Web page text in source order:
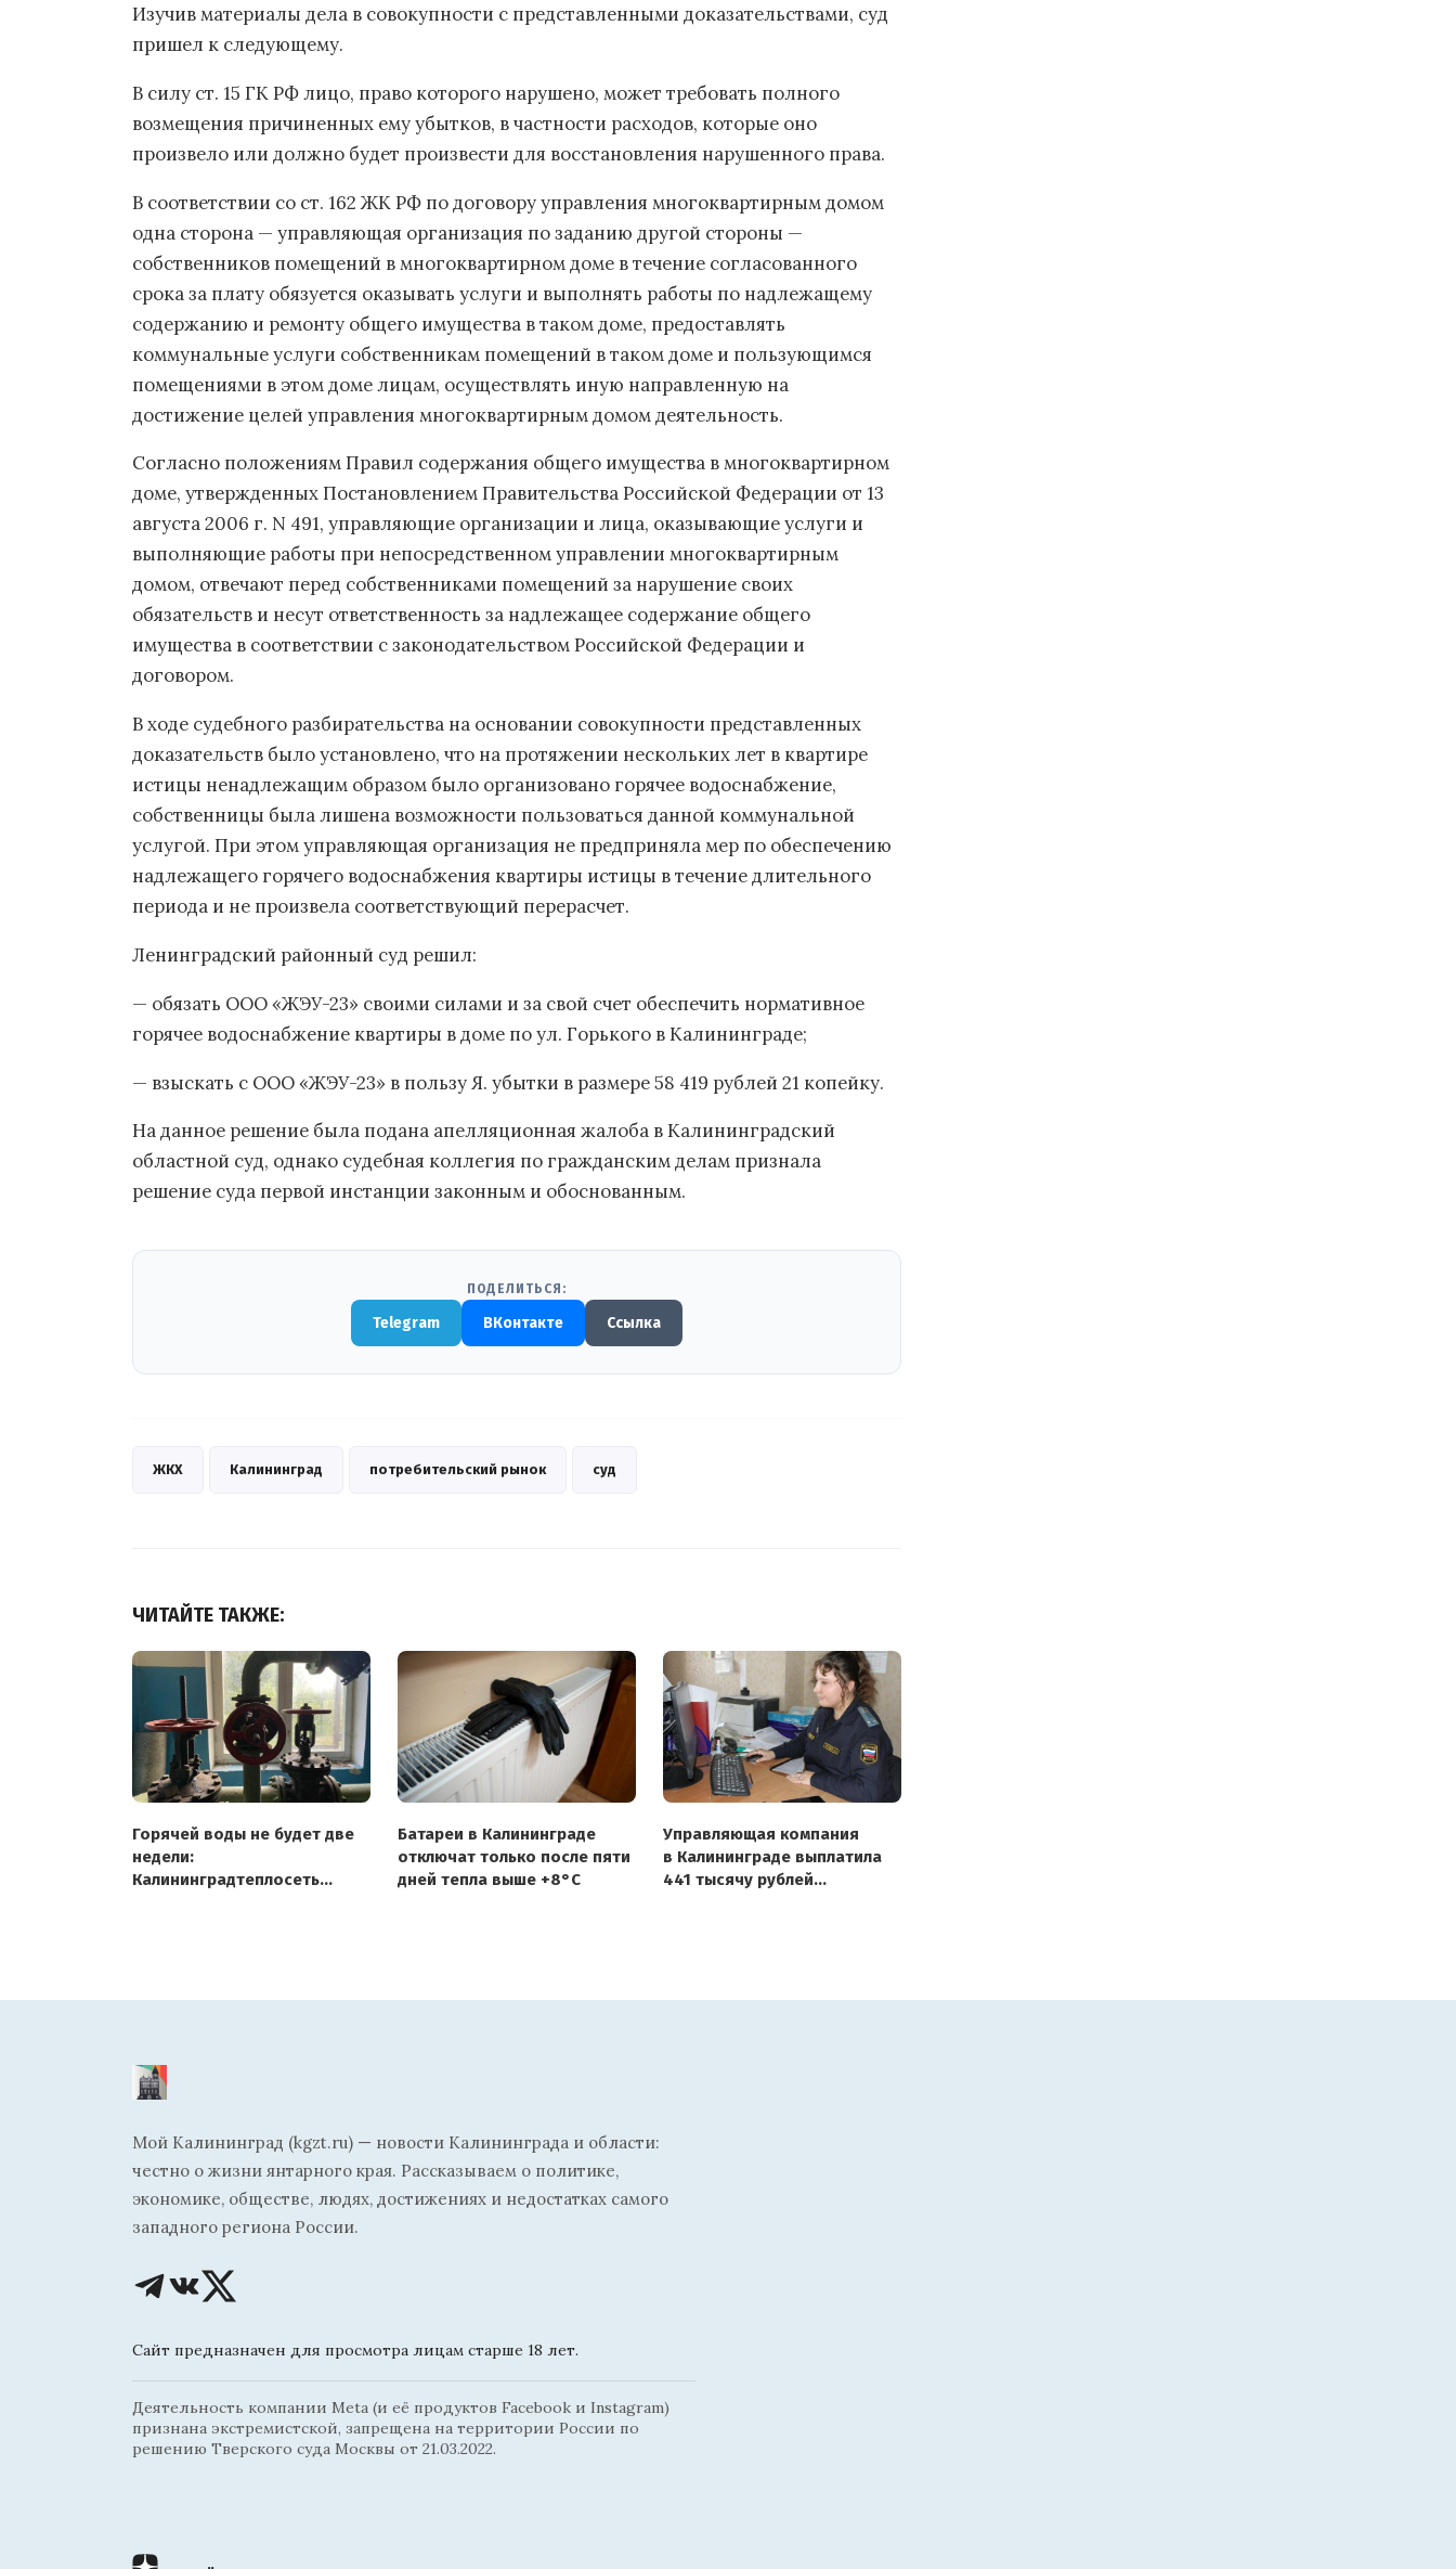
Изучив материалы дела в совокупности с представленными доказательствами, суд
пришел к следующему.
В силу ст. 15 ГК РФ лицо, право которого нарушено, может требовать полного
возмещения причиненных ему убытков, в частности расходов, которые оно
произвело или должно будет произвести для восстановления нарушенного права.
В соответствии со ст. 162 ЖК РФ по договору управления многоквартирным домом
одна сторона — управляющая организация по заданию другой стороны —
собственников помещений в многоквартирном доме в течение согласованного
срока за плату обязуется оказывать услуги и выполнять работы по надлежащему
содержанию и ремонту общего имущества в таком доме, предоставлять
коммунальные услуги собственникам помещений в таком доме и пользующимся
помещениями в этом доме лицам, осуществлять иную направленную на
достижение целей управления многоквартирным домом деятельность.
Согласно положениям Правил содержания общего имущества в многоквартирном
доме, утвержденных Постановлением Правительства Российской Федерации от 13
августа 2006 г. N 491, управляющие организации и лица, оказывающие услуги и
выполняющие работы при непосредственном управлении многоквартирным
домом, отвечают перед собственниками помещений за нарушение своих
обязательств и несут ответственность за надлежащее содержание общего
имущества в соответствии с законодательством Российской Федерации и
договором.
В ходе судебного разбирательства на основании совокупности представленных
доказательств было установлено, что на протяжении нескольких лет в квартире
истицы ненадлежащим образом было организовано горячее водоснабжение,
собственницы была лишена возможности пользоваться данной коммунальной
услугой. При этом управляющая организация не предприняла мер по обеспечению
надлежащего горячего водоснабжения квартиры истицы в течение длительного
периода и не произвела соответствующий перерасчет.
Ленинградский районный суд решил:
— обязать ООО «ЖЭУ-23» своими силами и за свой счет обеспечить нормативное
горячее водоснабжение квартиры в доме по ул. Горького в Калининграде;
— взыскать с ООО «ЖЭУ-23» в пользу Я. убытки в размере 58 419 рублей 21 копейку.
На данное решение была подана апелляционная жалоба в Калининградский
областной суд, однако судебная коллегия по гражданским делам признала
решение суда первой инстанции законным и обоснованным.
ПОДЕЛИТЬСЯ:
Telegram ВКонтакте Ссылка
ЖКХ Калининград потребительский рынок суд
ЧИТАЙТЕ ТАКЖЕ:
Горячей воды не будет две
недели:
Калининградтеплосеть
Батареи в Калининграде
отключат только после пяти
дней тепла выше +8°С
Управляющая компания
в Калининграде выплатила
441 тысячу рублей
Мой Калининград (kgzt.ru) — новости Калининграда и области:
честно о жизни янтарного края. Рассказываем о политике,
экономике, обществе, людях, достижениях и недостатках самого
западного региона России.
Сайт предназначен для просмотра лицам старше 18 лет.
Деятельность компании Meta (и её продуктов Facebook и Instagram)
признана экстремистской, запрещена на территории России по
решению Тверского суда Москвы от 21.03.2022.